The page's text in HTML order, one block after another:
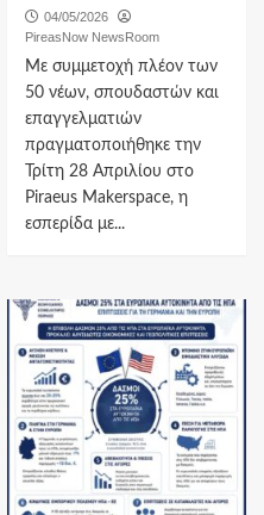
04/05/2026
PireasNow NewsRoom
Με συμμετοχή πλέον των
50 νέων, σπουδαστών και
επαγγελματιών
πραγματοποιήθηκε την
Τρίτη 28 Απριλίου στο
Piraeus Makerspace, η
εσπερίδα με...